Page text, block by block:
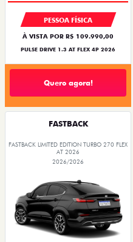
BARATO DO BRASIL
PESSOA FÍSICA
À VISTA POR R$ 109.990,00
PULSE DRIVE 1.3 AT FLEX 4P 2026
Quero agora!
FASTBACK
FASTBACK LIMITED EDITION TURBO 270 FLEX
AT 2026
2026/2026